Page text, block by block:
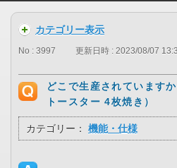
カテゴリー表示
No : 3997 更新日時 : 2023/08/07
どこで生産されています
トースター 4枚焼き）
カテゴリー： 機能・仕様